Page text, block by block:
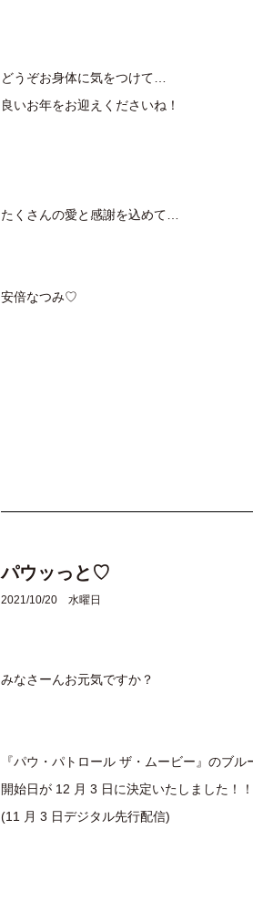
どうぞお身体に気をつけて…
良いお年をお迎えくださいね！
たくさんの愛と感謝を込めて…
安倍なつみ♡
パウッっと♡
2021/10/20 水曜日
みなさーんお元気ですか？
『パウ・パトロール ザ・ムービー』のブ
開始日が 12 月 3 日に決定いたしました！！
(11 月 3 日デジタル先行配信)